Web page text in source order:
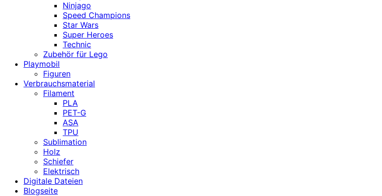
Ninjago
Speed Champions
Star Wars
Super Heroes
Technic
Zubehör für Lego
Playmobil
Figuren
Verbrauchsmaterial
Filament
PLA
PET-G
ASA
TPU
Sublimation
Holz
Schiefer
Elektrisch
Digitale Dateien
Blogseite